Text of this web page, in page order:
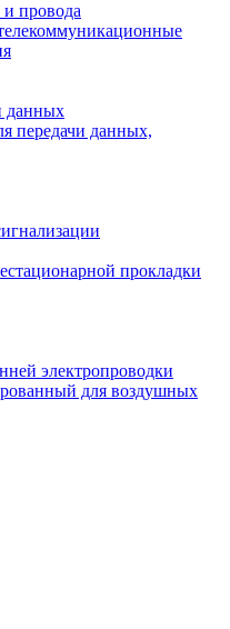
провода
данных
передачи данных,
прокладки
электропроводки
для воздушных